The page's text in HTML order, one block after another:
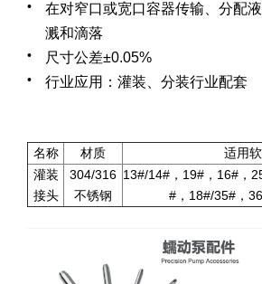
在对窄口或宽口容器传输、分配
溅和滴落
尺寸公差±0.05%
行业应用：灌装、分装行业配套
名称 材质
适用
灌装
接头
304/316
不锈钢
13#/14#，19#，16#，
#，18#/35#，